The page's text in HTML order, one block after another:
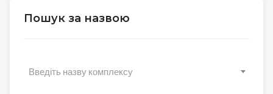
Пошук за назвою
Введіть назву комплексу